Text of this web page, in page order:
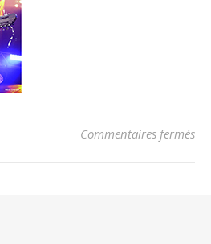
Commentaires fermés